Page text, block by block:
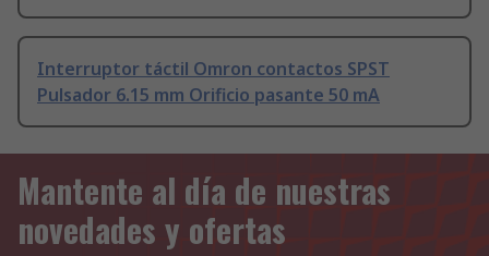
Interruptor táctil Omron contactos SPST
Pulsador 6.15 mm Orificio pasante 50 mA
Mantente al día de nuestras
novedades y ofertas